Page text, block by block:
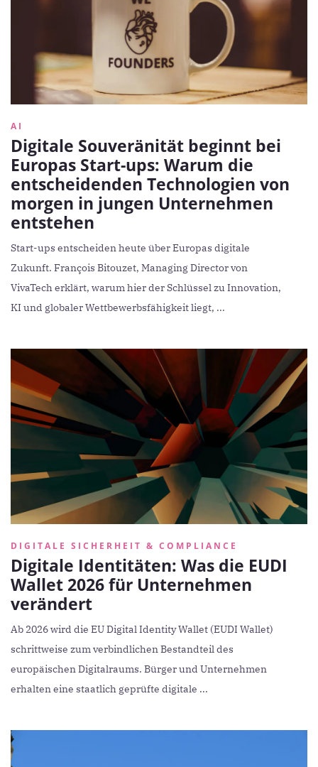
AI
Digitale Souveränität beginnt bei
Europas Start-ups: Warum die
entscheidenden Technologien von
morgen in jungen Unternehmen
entstehen
Start-ups entscheiden heute über Europas digitale
Zukunft. François Bitouzet, Managing Director von
VivaTech erklärt, warum hier der Schlüssel zu Innovation,
KI und globaler Wettbewerbsfähigkeit liegt, ...
DIGITALE SICHERHEIT & COMPLIANCE
Digitale Identitäten: Was die EUDI
Wallet 2026 für Unternehmen
verändert
Ab 2026 wird die EU Digital Identity Wallet (EUDI Wallet)
schrittweise zum verbindlichen Bestandteil des
europäischen Digitalraums. Bürger und Unternehmen
erhalten eine staatlich geprüfte digitale ...